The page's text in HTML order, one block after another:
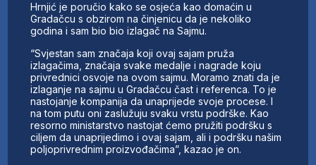
Hrnjić je poručio kako se osjeća kao domaćin u
Gradačcu s obzirom na činjenicu da je nekoliko
godina i sam bio bio izlagač na Sajmu.
“Svjestan sam značaja koji ovaj sajam pruža
izlagačima, značaja svake medalje i nagrade koju
privrednici osvoje na ovom sajmu. Moramo znati da je
izlaganje na sajmu u Gradačcu čast i referenca. To je
nastojanje kompanija da unaprijede svoje procese. I
na tom putu oni zaslužuju svaku vrstu podrške. Kao
resorno ministarstvo nastojat ćemo pružiti podršku s
ciljem da unaprijedimo i ovaj sajam, ali i podršku našim
poljoprivrednim proizvođačima”, kazao je on.